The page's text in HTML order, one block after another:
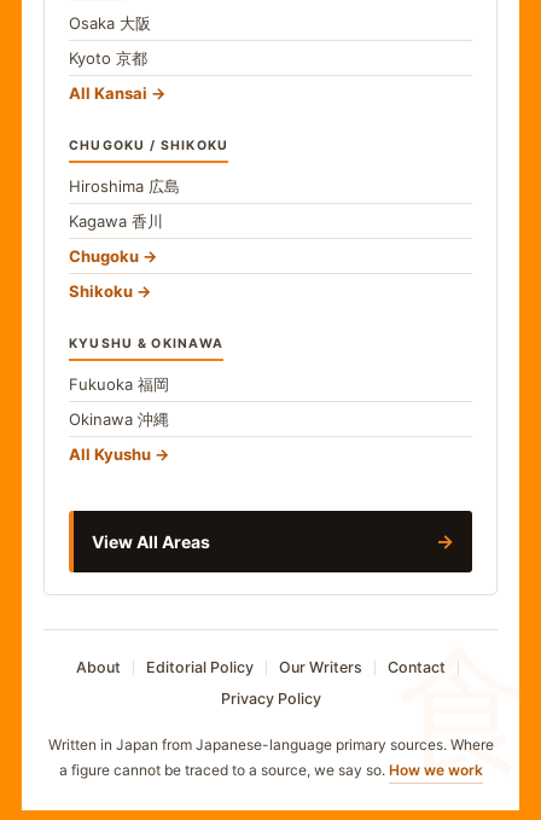
食
Osaka 大阪
Kyoto 京都
All Kansai
CHUGOKU / SHIKOKU
Hiroshima 広島
Kagawa 香川
Chugoku
Shikoku
KYUSHU & OKINAWA
Fukuoka 福岡
Okinawa 沖縄
All Kyushu
View All Areas →
About Editorial Policy Our Writers
Contact
Privacy Policy
Written in Japan from Japanese-language primary sources. Where
a figure cannot be traced to a source, we say so. How we work